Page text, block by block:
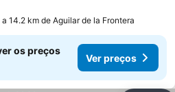
a 14.2 km de Aguilar de la Frontera
os preços
Ver preços